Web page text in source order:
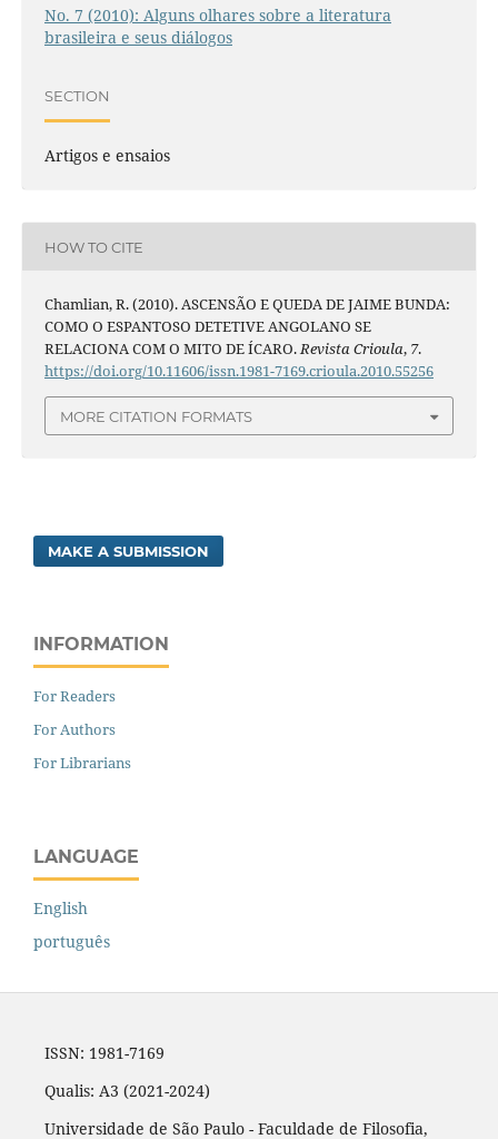
No. 7 (2010): Alguns olhares sobre a literatura
brasileira e seus diálogos
SECTION
Artigos e ensaios
HOW TO CITE
Chamlian, R. (2010). ASCENSÃO E QUEDA DE JAIME BUNDA:
COMO O ESPANTOSO DETETIVE ANGOLANO SE
RELACIONA COM O MITO DE ÍCARO.Revista Crioula, 7.
https://doi.org/10.11606/issn.1981-7169.crioula.2010.55256
MORE CITATION FORMATS
MAKE A SUBMISSION
INFORMATION
For Readers
For Authors
For Librarians
LANGUAGE
English
português
ISSN: 1981-7169
Qualis: A3 (2021-2024)
Universidade de São Paulo - Faculdade de Filosofia,